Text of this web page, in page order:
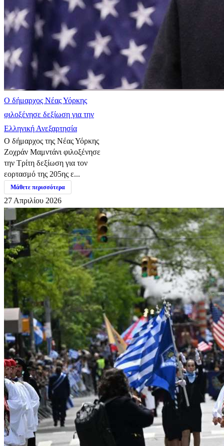
Ο δήμαρχος Νέας Υόρκης
φιλοξένησε δεξίωση για την
Ελληνική Ανεξαρτησία
Ο δήμαρχος της Νέας Υόρκης
Ζοχράν Μαμντάνι φιλοξένησε
την Τρίτη δεξίωση για τον
εορτασμό της 205ης ε...
Μάθετε περισσότερα
27 Απριλίου 2026